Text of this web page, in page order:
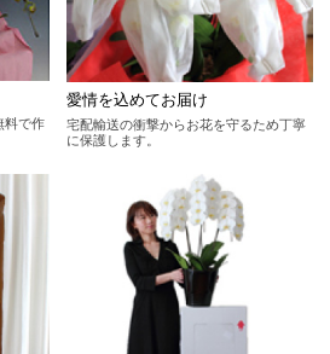
料で作
愛情を込めてお届け
宅配輸送の衝撃からお花を守るため丁寧
に保護します。